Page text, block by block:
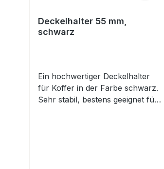
Deckelhalter 55 mm,
schwarz
Ein hochwertiger Deckelhalter
für Koffer in der Farbe schwarz.
Sehr stabil, bestens geeignet für